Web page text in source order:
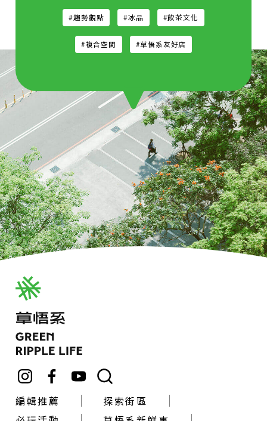
#趨勢觀點 #冰品 #飲茶文化
#複合空間 #草悟系友好店
編輯推薦
探索街區